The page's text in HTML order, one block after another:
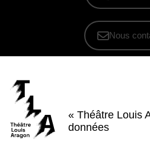
« Théâtre Louis
données
Nous